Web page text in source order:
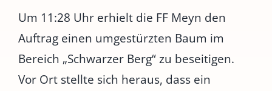
Um 11:28 Uhr erhielt die FF Meyn den
Auftrag einen umgestürzten Baum im
Bereich „Schwarzer Berg“ zu beseitigen.
Vor Ort stellte sich heraus, dass ein